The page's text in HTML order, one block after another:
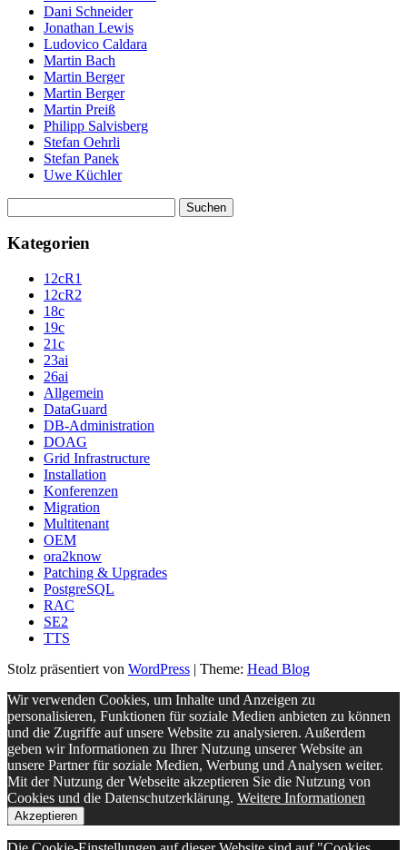
Dani Schneider
Jonathan Lewis
Ludovico Caldara
Martin Bach
Martin Berger
Martin Berger
Martin Preiß
Philipp Salvisberg
Stefan Oehrli
Stefan Panek
Uwe Küchler
nach:
Kategorien
12cR1
12cR2
18c
19c
21c
23ai
26ai
Allgemein
DataGuard
DB-Administration
DOAG
Grid Infrastructure
Installation
Konferenzen
Migration
Multitenant
OEM
ora2know
Patching & Upgrades
PostgreSQL
RAC
SE2
TTS
Stolz präsentiert von WordPress | Theme: Head Blog
Wir verwenden Cookies, um Inhalte und Anzeigen zu
personalisieren, Funktionen für soziale Medien anbieten zu können
und die Zugriffe auf unsere Website zu analysieren. Außerdem
geben wir Informationen zu Ihrer Nutzung unserer Website an
unsere Partner für soziale Medien, Werbung und Analysen weiter.
Mit der Nutzung der Webseite akzeptieren Sie die Nutzung von
Cookies und die Datenschutzerklärung. Weitere Informationen
Akzeptieren